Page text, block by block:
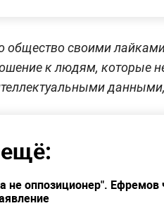
общество своими
к людям, которые
не оппозиционер".